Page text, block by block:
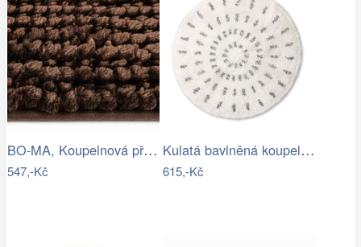
BO-MA, Koupelnová předložka Ella micro…
547,-Kč
Kulatá bavlněná koupelnová předložka…
615,-Kč